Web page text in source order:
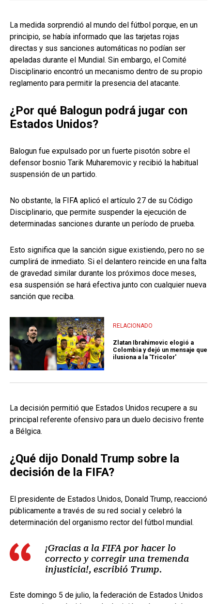
La medida sorprendió al mundo del fútbol porque, en un
principio, se había informado que las tarjetas rojas
directas y sus sanciones automáticas no podían ser
apeladas durante el Mundial. Sin embargo, el Comité
Disciplinario encontró un mecanismo dentro de su propio
reglamento para permitir la presencia del atacante.
¿Por qué Balogun podrá jugar con
Estados Unidos?
Balogun fue expulsado por un fuerte pisotón sobre el
defensor bosnio Tarik Muharemovic y recibió la habitual
suspensión de un partido.
No obstante, la FIFA aplicó el artículo 27 de su Código
Disciplinario, que permite suspender la ejecución de
determinadas sanciones durante un período de prueba.
Esto significa que la sanción sigue existiendo, pero no se
cumplirá de inmediato. Si el delantero reincide en una falta
de gravedad similar durante los próximos doce meses,
esa suspensión se hará efectiva junto con cualquier nueva
sanción que reciba.
RELACIONADO
Zlatan Ibrahimovic elogió a
Colombia y dejó un mensaje que
ilusiona a la 'Tricolor'
La decisión permitió que Estados Unidos recupere a su
principal referente ofensivo para un duelo decisivo frente
a Bélgica.
¿Qué dijo Donald Trump sobre la
decisión de la FIFA?
El presidente de Estados Unidos, Donald Trump, reaccionó
públicamente a través de su red social y celebró la
determinación del organismo rector del fútbol mundial.
¡Gracias a la FIFA por hacer lo
correcto y corregir una tremenda
injusticia!, escribió Trump.
Este domingo 5 de julio, la federación de Estados Unidos